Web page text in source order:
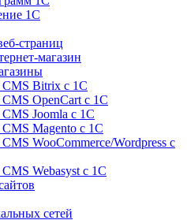
1С
страниц
магазин
CMS Bitrix с 1С
OpenCart с 1С
Joomla с 1С
Magento с 1С
WooCommerce/Wordpress с
Webasyst с 1С
сетей